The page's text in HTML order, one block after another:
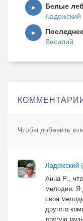
Как можно
Когда в
И разбивают
▶ Белые
Ладожский
▶
Василий
Чтобы добавить
Ладожский
Анна Р.,
мелодии. Я
своя
другого
другую